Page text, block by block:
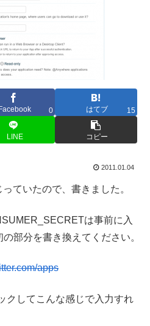
0 はてブ 15
LINE コピー
2011.01.04
ていたので、書きました。
は事前に入
部分を書き換えてください。
apps
クしてこんな感じで入力すれ